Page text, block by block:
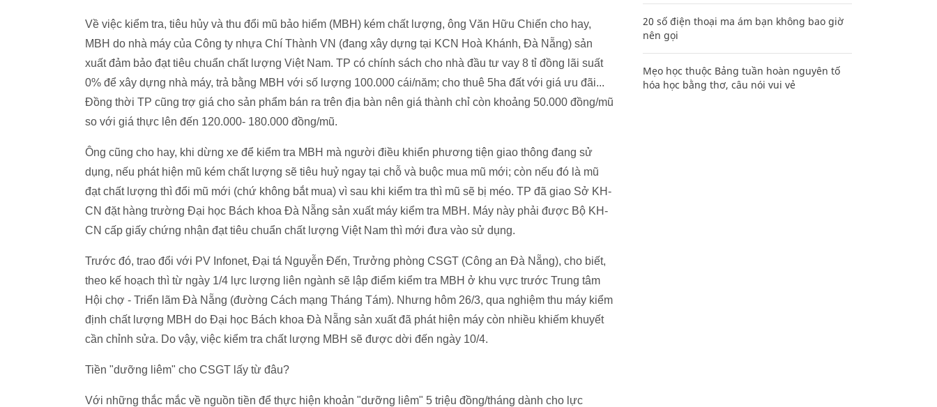
Về việc kiểm tra, tiêu hủy và thu đổi mũ bảo hiểm (MBH) kém chất lượng, ông Văn Hữu Chiến cho hay,
MBH do nhà máy của Công ty nhựa Chí Thành VN (đang xây dựng tại KCN Hoà Khánh, Đà Nẵng) sản
xuất đảm bảo đạt tiêu chuẩn chất lượng Việt Nam. TP có chính sách cho nhà đầu tư vay 8 tỉ đồng lãi suất
0% để xây dựng nhà máy, trả bằng MBH với số lượng 100.000 cái/năm; cho thuê 5ha đất với giá ưu đãi...
Đồng thời TP cũng trợ giá cho sản phẩm bán ra trên địa bàn nên giá thành chỉ còn khoảng 50.000 đồng/mũ
so với giá thực lên đến 120.000- 180.000 đồng/mũ.
Ông cũng cho hay, khi dừng xe để kiểm tra MBH mà người điều khiển phương tiện giao thông đang sử
dụng, nếu phát hiện mũ kém chất lượng sẽ tiêu huỷ ngay tại chỗ và buộc mua mũ mới; còn nếu đó là mũ
đạt chất lượng thì đổi mũ mới (chứ không bắt mua) vì sau khi kiểm tra thì mũ sẽ bị méo. TP đã giao Sở KH-
CN đặt hàng trường Đại học Bách khoa Đà Nẵng sản xuất máy kiểm tra MBH. Máy này phải được Bộ KH-
CN cấp giấy chứng nhận đạt tiêu chuẩn chất lượng Việt Nam thì mới đưa vào sử dụng.
Trước đó, trao đổi với PV Infonet, Đại tá Nguyễn Đến, Trưởng phòng CSGT (Công an Đà Nẵng), cho biết,
theo kế hoạch thì từ ngày 1/4 lực lượng liên ngành sẽ lập điểm kiểm tra MBH ở khu vực trước Trung tâm
Hội chợ - Triển lãm Đà Nẵng (đường Cách mạng Tháng Tám). Nhưng hôm 26/3, qua nghiệm thu máy kiểm
định chất lượng MBH do Đại học Bách khoa Đà Nẵng sản xuất đã phát hiện máy còn nhiều khiếm khuyết
cần chỉnh sửa. Do vậy, việc kiểm tra chất lượng MBH sẽ được dời đến ngày 10/4.
Tiền "dưỡng liêm" cho CSGT lấy từ đâu?
Với những thắc mắc về nguồn tiền để thực hiện khoản "dưỡng liêm" 5 triệu đồng/tháng dành cho lực
20 số điện thoại ma ám bạn không bao giờ
nên gọi
Mẹo học thuộc Bảng tuần hoàn nguyên tố
hóa học bằng thơ, câu nói vui vẻ